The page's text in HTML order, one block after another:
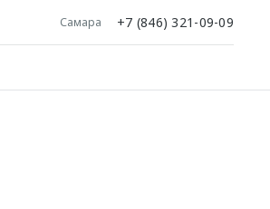
Самара +7 (846) 321-09-09